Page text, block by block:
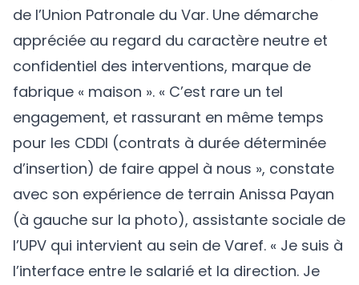
de l’Union Patronale du Var. Une démarche
appréciée au regard du caractère neutre et
confidentiel des interventions, marque de
fabrique « maison ». « C’est rare un tel
engagement, et rassurant en même temps
pour les CDDI (contrats à durée déterminée
d’insertion) de faire appel à nous », constate
avec son expérience de terrain Anissa Payan
(à gauche sur la photo), assistante sociale de
l’UPV qui intervient au sein de Varef. « Je suis à
l’interface entre le salarié et la direction. Je